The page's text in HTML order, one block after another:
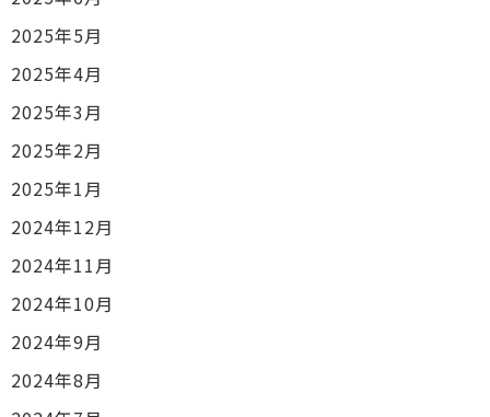
2025年5月
2025年4月
2025年3月
2025年2月
2025年1月
2024年12月
2024年11月
2024年10月
2024年9月
2024年8月